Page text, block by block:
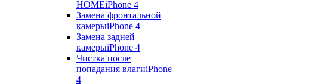
HOMEiPhone 4
Замена фронтальной
камерыiPhone 4
Замена задней
камерыiPhone 4
Чистка после
попадания влагиiPhone
4